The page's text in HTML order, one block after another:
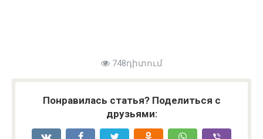
748դիտում
Понравилась статья? Поделиться с
друзьями: